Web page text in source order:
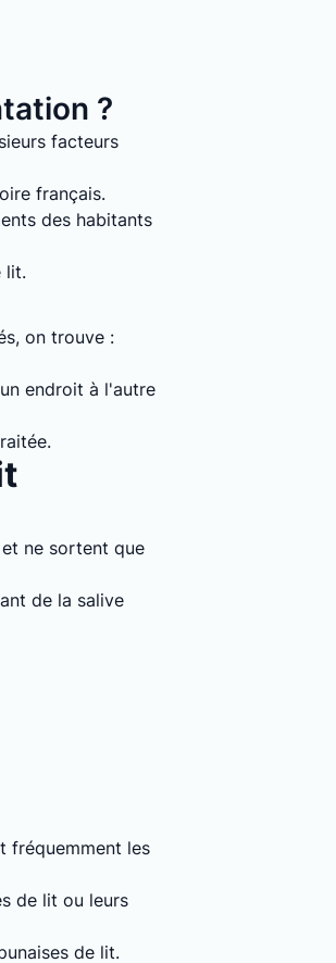
?
facteurs
français.
des habitants
lit.
on trouve :
endroit à l'autre
ne sortent que
de la salive
fréquemment les
de lit ou leurs
de lit.